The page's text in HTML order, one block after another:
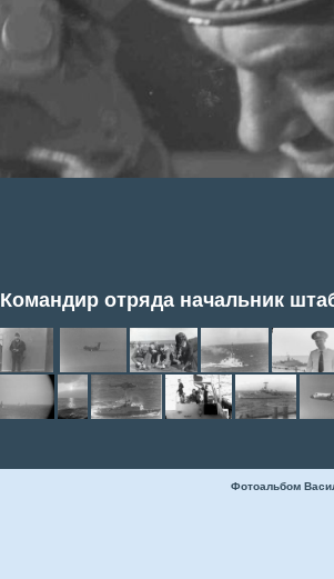
Командир отряда начальник
Фотоальбом